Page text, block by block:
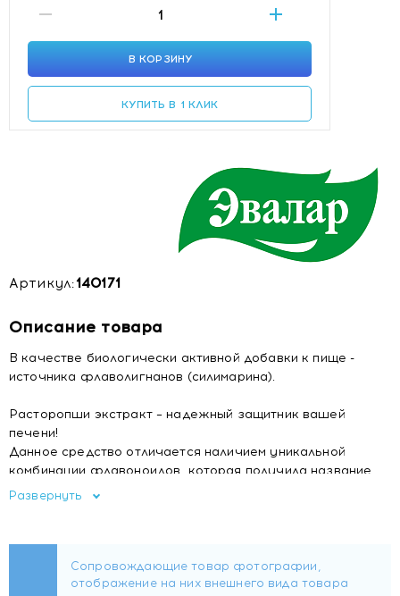
В КОРЗИНУ
КУПИТЬ В 1 КЛИК
Артикул:140171
Описание товара
В качестве биологически активной добавки к пище -
источника флаволигнанов (силимарина).
Расторопши экстракт – надежный защитник вашей
печени!
Данное средство отличается наличием уникальной
комбинации флавоноидов, которая получила название
силимарин. Природные соединения, входящие в этот
вывод токсических веществ, которые поступают в печень
извне или образуются непосредственно в ней.
Развернуть